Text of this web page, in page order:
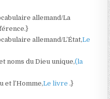
allemand/La
allemand/L’État,Le
noms du Dieu unique,(la
et l’Homme,Le livre.}